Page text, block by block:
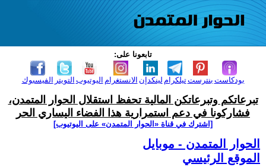
تابعونا على:
الفيسبوك التويتر اليوتيوب الانستغرام لينكدإن تيلكرامبنترست بودكاست
تبرعاتكم وتبرعاتكن المالية تحفظ استقلال الحوار المتمدن،
فشاركونا في دعم استمرارية هذا الفضاء اليساري الحر
[اشترك في قناة ‫«الحوار المتمدن» على اليوتيوب]
الحوار المتمدن - موبايل
الموقع الرئيسي